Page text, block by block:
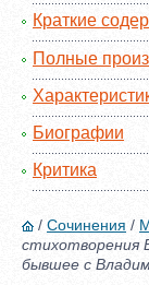
Краткие
Полные
Биографии
Критика
/ Сочинения /
стихотворения
бывшее с